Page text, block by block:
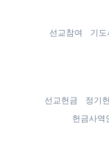
선교참여 기도
선교헌금 정기
헌금사역